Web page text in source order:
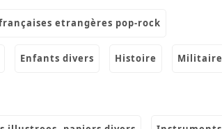
etrangères pop-rock
enfants divers histoire militaire